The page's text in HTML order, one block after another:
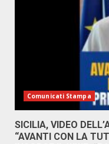
Comunicati Stampa
SICILIA, VIDEO
“AVANTI CON LA